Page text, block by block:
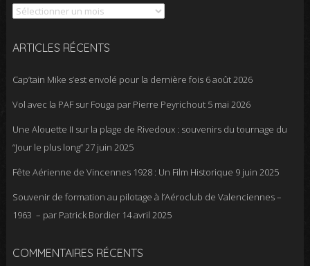
ARTICLES RÉCENTS
Cap’tain Mike s’est envolé pour la dernière fois 6 août 2026
Vol avec la PAF sur Fouga par Pierre Peyrichout 5 mai 2026
Une Alouette II sur la plage de Rivedoux : souvenirs du tournage du
“Jour le plus long”27 juin 2025
Fête Aérienne de Vincennes 1928 : Un Film Historique 9 juin 2025
Souvenir de formation au pilotage à l’Aéroclub de Valenciennes –
1963 – par Patrick Bordier 14 avril 2025
COMMENTAIRES RÉCENTS